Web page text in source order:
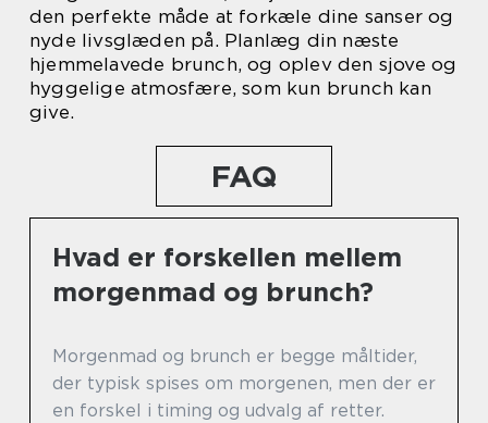
den perfekte måde at forkæle dine sanser og
nyde livsglæden på. Planlæg din næste
hjemmelavede brunch, og oplev den sjove og
hyggelige atmosfære, som kun brunch kan
give.
FAQ
Hvad er forskellen mellem
morgenmad og brunch?
Morgenmad og brunch er begge måltider,
der typisk spises om morgenen, men der er
en forskel i timing og udvalg af retter.